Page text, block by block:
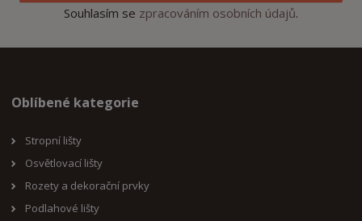
Souhlasím se zpracováním osobních údajů.
Oblíbené kategorie
Stropní lišty
Osvětlovací lišty
Rozety a dekorační prvky
Podlahové lišty